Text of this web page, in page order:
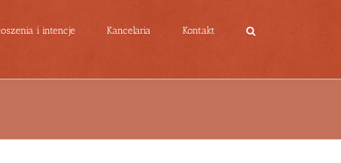
i intencje Kancelaria Kontakt